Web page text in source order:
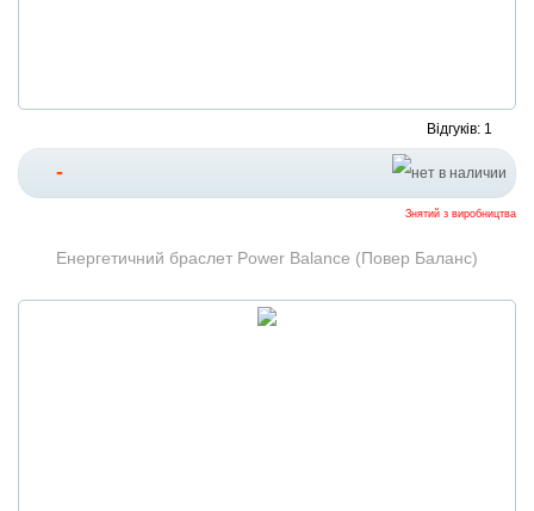
Відгуків: 1
-
Знятий з виробництва
Енергетичний браслет Power Balance (Повер Баланс)